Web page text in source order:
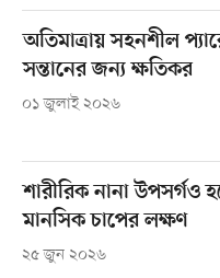
অতিমাত্রায় সহনশীল
সন্তানের জন্য ক্ষতিকর
০১ জুলাই ২০২৬
শারীরিক নানা উপসর্গও
মানসিক চাপের লক্ষণ
২৫ জুন ২০২৬